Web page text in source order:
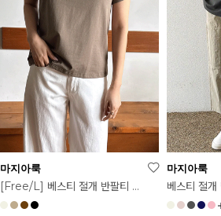
마지아룩
[Free/L] 베스티 절개 반팔티 2탄
마지아룩
베스티 절개